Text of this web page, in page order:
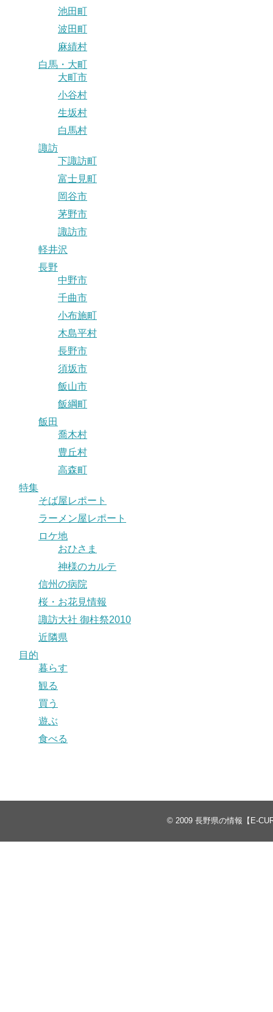
池田町
波田町
麻績村
白馬・大町
大町市
小谷村
生坂村
白馬村
諏訪
下諏訪町
富士見町
岡谷市
茅野市
諏訪市
軽井沢
長野
中野市
千曲市
小布施町
木島平村
長野市
須坂市
飯山市
飯綱町
飯田
喬木村
豊丘村
高森町
特集
そば屋レポート
ラーメン屋レポート
ロケ地
おひさま
神様のカルテ
信州の病院
桜・お花見情報
諏訪大社 御柱祭2010
近隣県
目的
暮らす
観る
買う
遊ぶ
食べる
© 2009 長野県の情報【E-